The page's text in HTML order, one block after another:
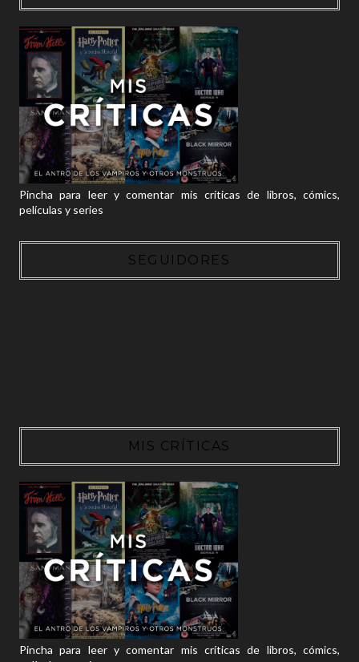
Pincha para leer y comentar mis críticas de libros, cómics,
películas y series
SEGUIDORES
MIS CRÍTICAS
Pincha para leer y comentar mis críticas de libros, cómics,